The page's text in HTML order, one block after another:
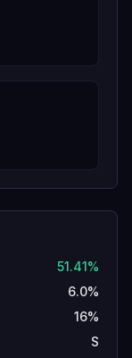
51.41%
6.0%
16%
S